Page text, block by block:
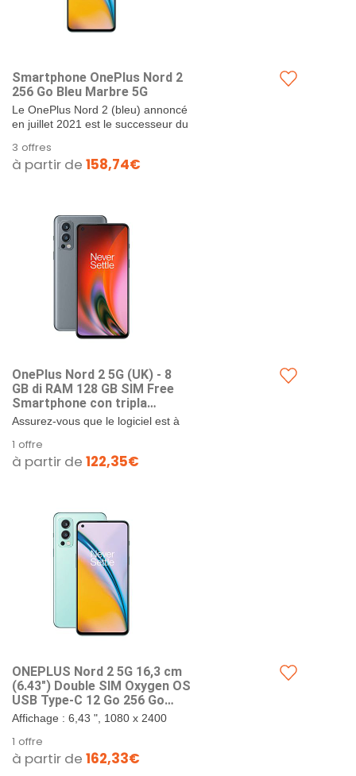
Smartphone OnePlus Nord 2
256 Go Bleu Marbre 5G
Le OnePlus Nord 2 (bleu) annoncé
en juillet 2021 est le successeur du
SoC Mediatek...
3 offres
à partir de 158,74€
OnePlus Nord 2 5G (UK) - 8
GB di RAM 128 GB SIM Free
Smartphone con tripla
fotocamera e carica ordito
65 W - 2 anni di garanzia -
Grey Sierra
Assurez-vous que le logiciel est à
problèmes de performances..
1 offre
à partir de 122,35€
ONEPLUS Nord 2 5G 16,3 cm
(6.43") Double SIM Oxygen OS
USB Type-C 12 Go 256 Go
4500 mAh Bleu
Affichage : 6,43 ", 1080 x 2400
Dimensity 1200 3GHz. Caméra :
Triple, 50MP + 8MP + 2MP....
1 offre
à partir de 162,33€